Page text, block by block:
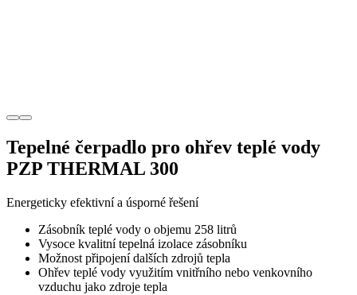
Tepelné čerpadlo pro ohřev teplé vody
PZP THERMAL 300
Energeticky efektivní a úsporné řešení
Zásobník teplé vody o objemu 258 litrů
Vysoce kvalitní tepelná izolace zásobníku
Možnost připojení dalších zdrojů tepla
Ohřev teplé vody využitím vnitřního nebo venkovního
vzduchu jako zdroje tepla